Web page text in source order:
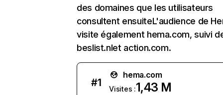
des domaines que les utilisateurs
consultent ensuiteL'audience de
visite également hema.com, suivi
beslist.nlet action.com.
#1
hema.com
Visites :1,43 M